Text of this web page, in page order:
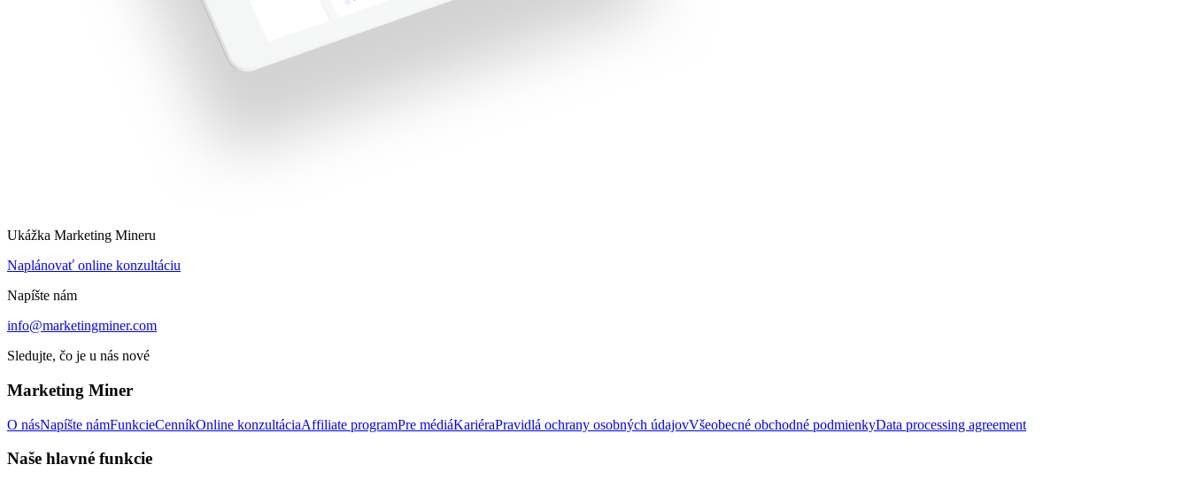
Ukážka Marketing Mineru
Naplánovať online konzultáciu
Napíšte nám
info@marketingminer.com
Sledujte, čo je u nás nové
Marketing Miner
O násNapíšte námFunkcieCenníkOnline konzultáciaAffiliate programPre médiáKariéraPravidlá ochrany osobných údajovVšeobecné obchodné podmienkyData processing agreement
Naše hlavné funkcie